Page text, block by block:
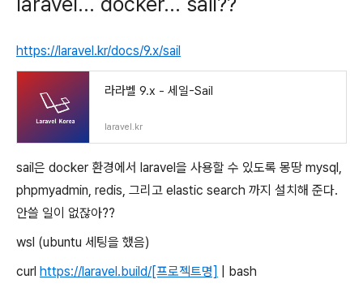
https://laravel.kr/docs/9.x/sail
라라벨 9.x - 세일-Sail
laravel.kr
sail은 docker 환경에서 laravel을 사용할 수 있도록 몽땅 mysql,
phpmyadmin, redis, 그리고 elastic search 까지 설치해 준다.
안쓸 일이 없잖아??
wsl (ubuntu 세팅을 했음)
curl https://laravel.build/[프로젝트명]
| bash